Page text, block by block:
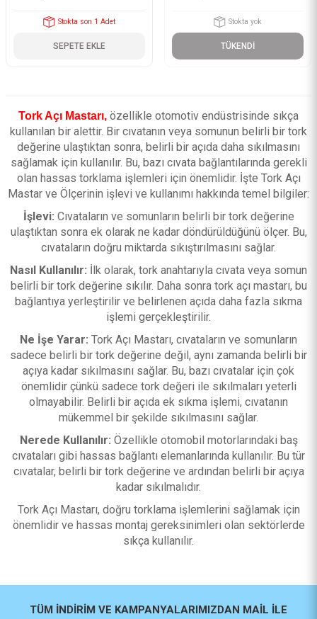
Stokta son 1 Adet
SEPETE EKLE
Stokta yok
TÜKENDİ
Tork Açı Mastarı, özellikle otomotiv endüstrisinde sıkça
kullanılan bir alettir. Bir cıvatanın veya somunun belirli bir tork
değerine ulaştıktan sonra, belirli bir açıda daha sıkılmasını
sağlamak için kullanılır. Bu, bazı cıvata bağlantılarında gerekli
olan hassas torklama işlemleri için önemlidir. İşte Tork Açı
Mastar ve Ölçerinin işlevi ve kullanımı hakkında temel bilgiler:
İşlevi: Cıvataların ve somunların belirli bir tork değerine
ulaştıktan sonra ek olarak ne kadar döndürüldüğünü ölçer. Bu,
cıvataların doğru miktarda sıkıştırılmasını sağlar.
Nasıl Kullanılır: İlk olarak, tork anahtarıyla cıvata veya somun
belirli bir tork değerine sıkılır. Daha sonra tork açı mastarı, bu
bağlantıya yerleştirilir ve belirlenen açıda daha fazla sıkma
işlemi gerçekleştirilir.
Ne İşe Yarar: Tork Açı Mastarı, cıvataların ve somunların
sadece belirli bir tork değerine değil, aynı zamanda belirli bir
açıya kadar sıkılmasını sağlar. Bu, bazı cıvatalar için çok
önemlidir çünkü sadece tork değeri ile sıkılmaları yeterli
olmayabilir. Belirli bir açıda ek sıkma işlemi, cıvatanın
mükemmel bir şekilde sıkılmasını sağlar.
Nerede Kullanılır: Özellikle otomobil motorlarındaki baş
cıvataları gibi hassas bağlantı elemanlarında kullanılır. Bu tür
cıvatalar, belirli bir tork değerine ve ardından belirli bir açıya
kadar sıkılmalıdır.
Tork Açı Mastarı, doğru torklama işlemlerini sağlamak için
önemlidir ve hassas montaj gereksinimleri olan sektörlerde
sıkça kullanılır.
TÜM İNDİRİM VE KAMPANYALARIMIZDAN MAİL İLE